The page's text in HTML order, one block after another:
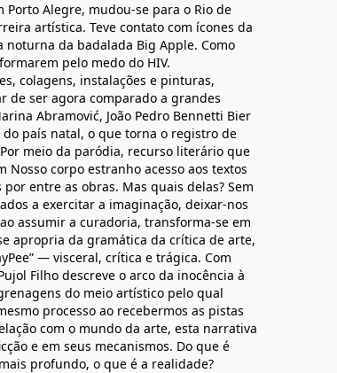
Alegre, mudou-se para o Rio de
artística. Teve contato com ícones da
noturna da badalada Big Apple. Como
pelo medo do HIV.
colagens, instalações e pinturas,
de ser agora comparado a grandes
Abramović, João Pedro Bennetti Bier
país natal, o que torna o registro de
meio da paródia, recurso literário que
Nosso corpo estranho acesso aos textos
entre as obras. Mas quais delas? Sem
a exercitar a imaginação, deixar-nos
assumir a curadoria, transforma-se em
apropria da gramática da crítica de arte,
— visceral, crítica e trágica. Com
Filho descreve o arco da inocência à
do meio artístico pelo qual
processo ao recebermos as pistas
com o mundo da arte, esta narrativa
e em seus mecanismos. Do que é
profundo, o que é a realidade?